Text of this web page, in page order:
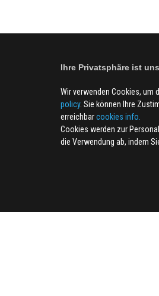
Ihre Privatsphäre ist
Wir verwenden Cookies, um
policy. Sie können Ihre
erreichbarcookies info.
Cookies werden zur
die Verwendung ab, indem